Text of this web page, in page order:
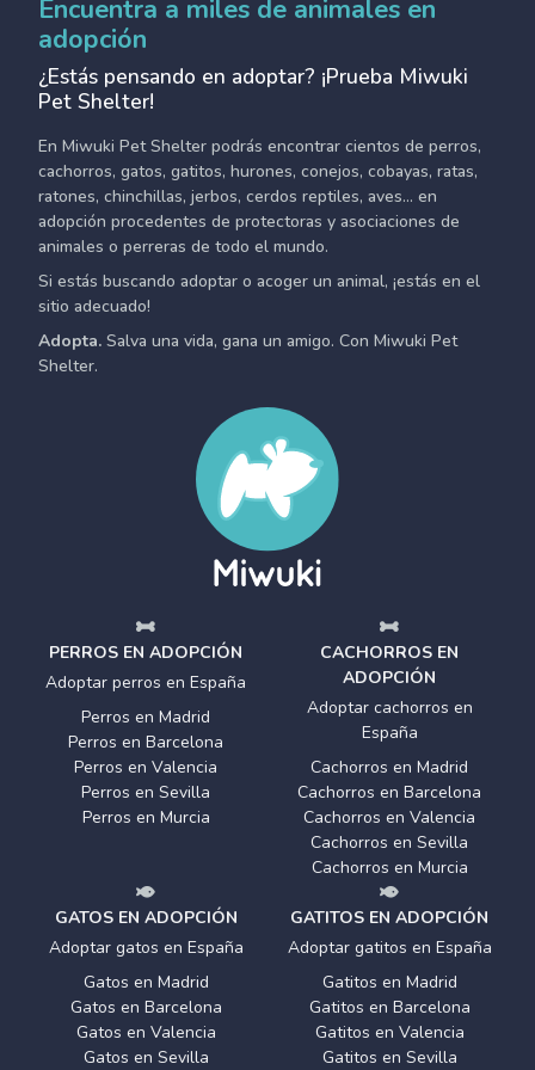
Encuentra a miles de animales en
adopción
¿Estás pensando en adoptar? ¡Prueba Miwuki
Pet Shelter!
En Miwuki Pet Shelter podrás encontrar cientos de perros,
cachorros, gatos, gatitos, hurones, conejos, cobayas, ratas,
ratones, chinchillas, jerbos, cerdos reptiles, aves... en
adopción procedentes de protectoras y asociaciones de
animales o perreras de todo el mundo.
Si estás buscando adoptar o acoger un animal, ¡estás en el
sitio adecuado!
Adopta. Salva una vida, gana un amigo. Con Miwuki Pet
Shelter.
PERROS EN ADOPCIÓN
Adoptar perros en España
Perros en Madrid
Perros en Barcelona
Perros en Valencia
Perros en Sevilla
Perros en Murcia
CACHORROS EN
ADOPCIÓN
Adoptar cachorros en
España
Cachorros en Madrid
Cachorros en Barcelona
Cachorros en Valencia
Cachorros en Sevilla
Cachorros en Murcia
GATOS EN ADOPCIÓN
Adoptar gatos en España
Gatos en Madrid
Gatos en Barcelona
Gatos en Valencia
Gatos en Sevilla
GATITOS EN ADOPCIÓN
Adoptar gatitos en España
Gatitos en Madrid
Gatitos en Barcelona
Gatitos en Valencia
Gatitos en Sevilla